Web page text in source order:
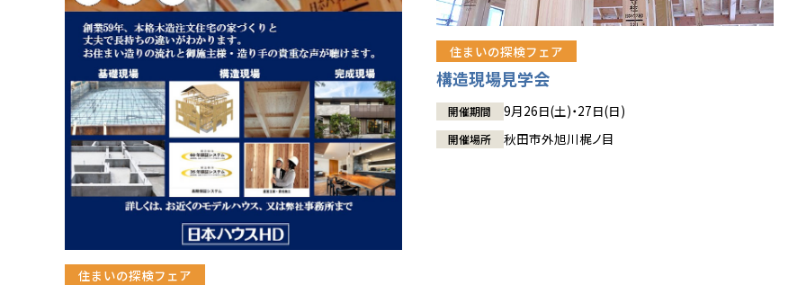
住まいの探検フェア
住まいの探検フェア
構造現場見学会
開催期間 9月26日(土)・27日(日)
開催場所 秋田市外旭川梶ノ目